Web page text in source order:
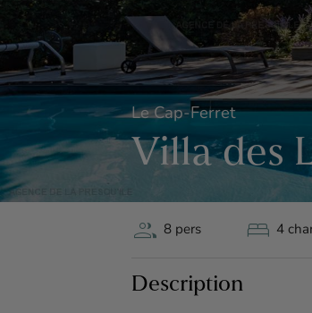
Le Cap-Ferret
Villa des
group 8 pers bed 4
Description